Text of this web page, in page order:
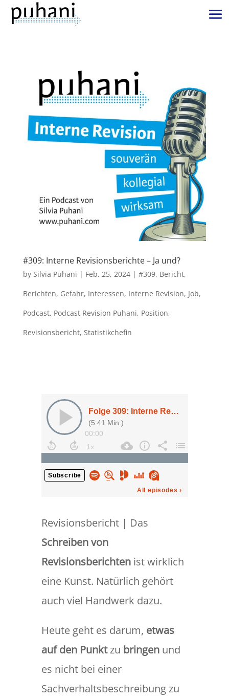
#309: Interne Revisionsberichte – Ja und?
by Silvia Puhani | Feb. 25, 2024| #309, Bericht,
Berichten, Gefahr, Interessen, Interne Revision, Job,
Podcast, Podcast Revision Puhani, Position,
Revisionsbericht, Statistikchefin
Revisionsbericht | Das
Schreiben von
Revisionsberichtenist wirklich
eine Kunst. Natürlich gehört
auch viel Handwerk dazu.
Heute geht es darum, etwas
auf den Punktzu bringen und
es nicht bei einer
Sachverhaltsbeschreibung zu